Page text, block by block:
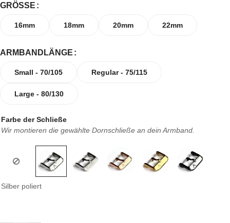
GRÖSSE
16mm 18mm 20mm 22mm
ARMBANDLÄNGE
Small - 70/105 Regular - 75/115
Large - 80/130
Farbe der Schließe
Wir montieren die gewählte Dornschließe an dein Armband.
Silber poliert